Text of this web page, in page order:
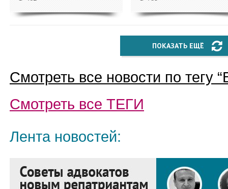
ПОКАЗАТЬ ЕЩЁ
Смотреть все новости по тегу “
Смотреть все ТЕГИ
Лента новостей: